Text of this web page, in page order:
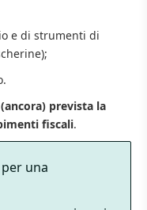
e di strumenti di
prevista la
fiscali.
una